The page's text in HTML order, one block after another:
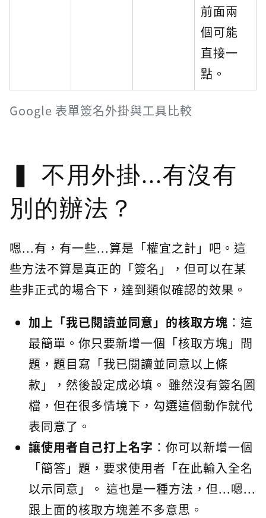
Google 表單簽名外掛與工具比較
前面兩
個可能
直接一
點。
不用外掛...有沒有
別的辦法？
嗯...有，有一些...算是「權宜之計」吧。這
些方法不算是真正的「簽名」，但可以在某
些非正式的場合下，達到類似確認的效果。
加上「我已閱讀並同意」的核取方塊 ：這
最簡單。你只要新增一個「核取方塊」問
題，題目寫「我已閱讀並同意以上條
款」，然後設定成必填。 雖然沒有簽名圖
檔，但在很多情境下，勾選這個動作就代
表同意了。
讓使用者自己打上名字 ：你可以新增一個
「簡答」題，要求使用者「在此輸入全名
以示同意」。 這也是一種方法，但...嗯...
跟上面的核取方塊差不多意思。